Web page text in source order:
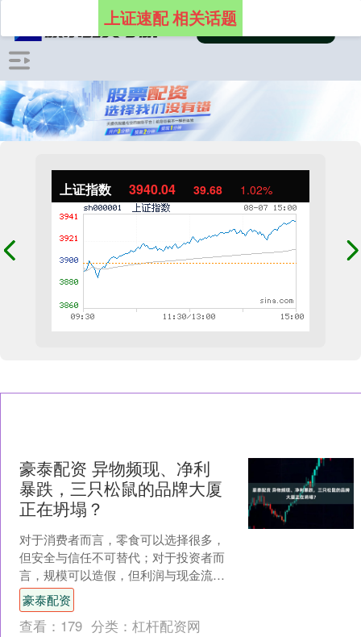
上证指数 3940.04 39.68 1.02%
上证速配 相关话题
豪泰配资 异物频现、净利
暴跌，三只松鼠的品牌大厦
正在坍塌？
对于消费者而言，零食可以选择很多，
但安全与信任不可替代；对于投资者而
言，规模可以造假，但利润与现金流不
会说谎；对于企业而言，营销可以造
势，但产品与品控才是根基。....
豪泰配资
查看： 179 分类： 杠杆配资网